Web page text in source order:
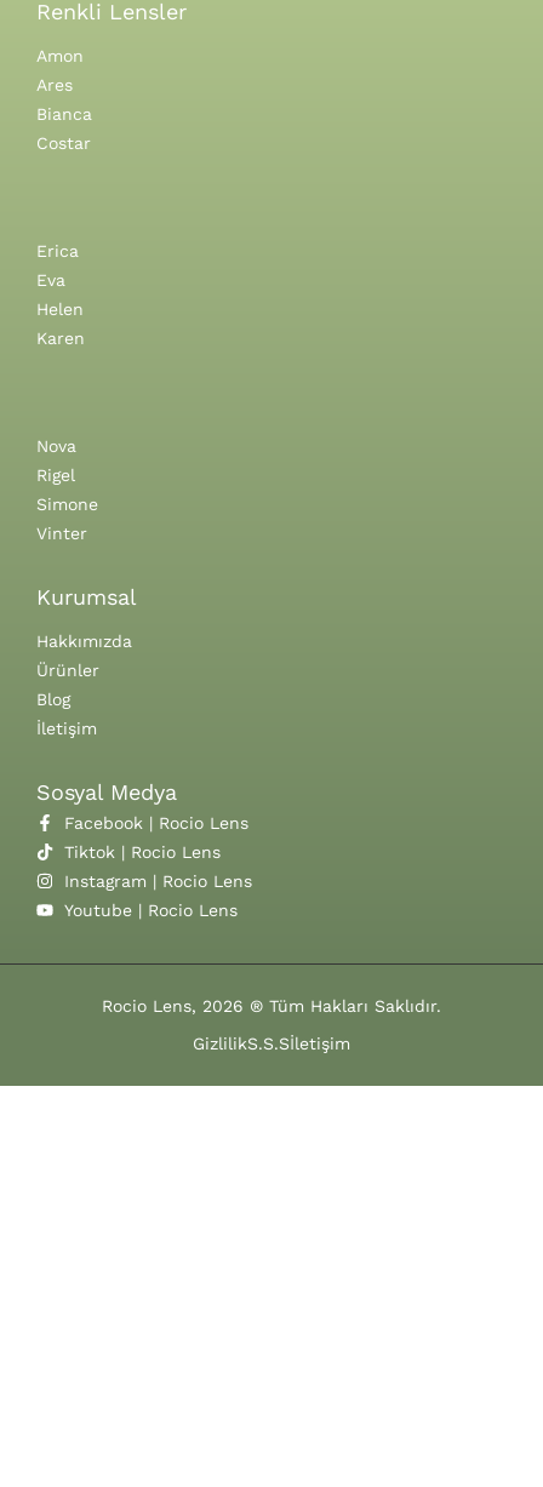
Renkli Lensler
Amon
Ares
Bianca
Costar
Erica
Eva
Helen
Karen
Nova
Rigel
Simone
Vinter
Kurumsal
Hakkımızda
Ürünler
Blog
İletişim
Sosyal Medya
Facebook | Rocio Lens
Tiktok | Rocio Lens
Instagram | Rocio Lens
Youtube | Rocio Lens
Rocio Lens, 2026 ® Tüm Hakları Saklıdır.
GizlilikS.S.Sİletişim